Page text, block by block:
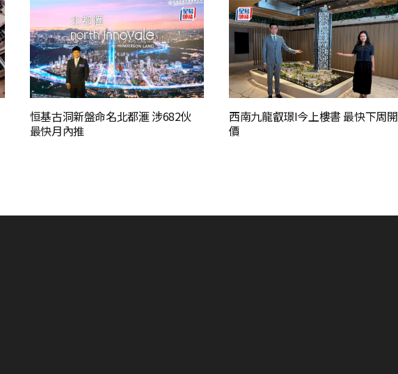
恒基古洞新盤命名北都滙 涉682伙
最快月內推
西南九龍叡璟I今上樓書 最快下周開
價